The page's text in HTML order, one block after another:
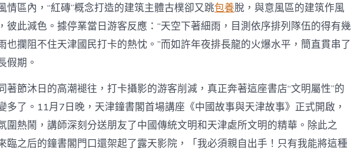
情區內，“紅磚”概念打造的建筑主體古樸卻又跳包養脫，與意風區的建筑作風
彼此減色。據停業當日游客反應：“天空下著細雨，目測依序排列隊伍的得有幾
也攔阻不住天津國民打卡的熱忱。”而如許年夜排長龍的火爆水平，簡直貫串了
假期。
著節沐日的高潮褪往，打卡攝影的游客削減，真正奔著這座書店“文明屬性”的
多了。11月7日晚，天津鐘書閣首場講座《中國故事與天津故事》正式開啟，
圍熱鬧，講師深刻分送朋友了中國傳統文明和天津處所文明的精華。除此之
臨之后的鐘書閣門口還架起了露天影院，「我必須親自出手！只有我能將這種